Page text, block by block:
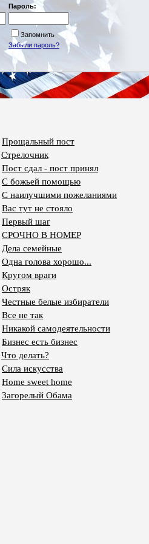
Пароль:
Запомнить
Забыли пароль?
Прощальный пост
Стрелочник
Пост сдал - пост принял
С божьей помощью
С наилучшими пожеланиями
Вас тут не стояло
Первый шаг
СРОЧНО В НОМЕР
Дела семейные
Одна голова хорошо...
Кругом враги
Остряк
Честные белые избиратели
Все не так
Никакой самодеятельности
Бизнес есть бизнес
Что делать?
Сила искусства
Home sweet home
Загорелый Обама